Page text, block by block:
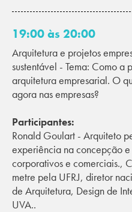
19:00 às 20:00
Arquitetura e projetos
sustentável - Tema: Como a
arquitetura empresarial. O
agora nas empresas?
Participantes:
Ronald Goulart - Arquiteto
experiência na concepção
corporativos e comerciais.,
metre pela UFRJ, diretor
de Arquitetura, Design de
UVA..